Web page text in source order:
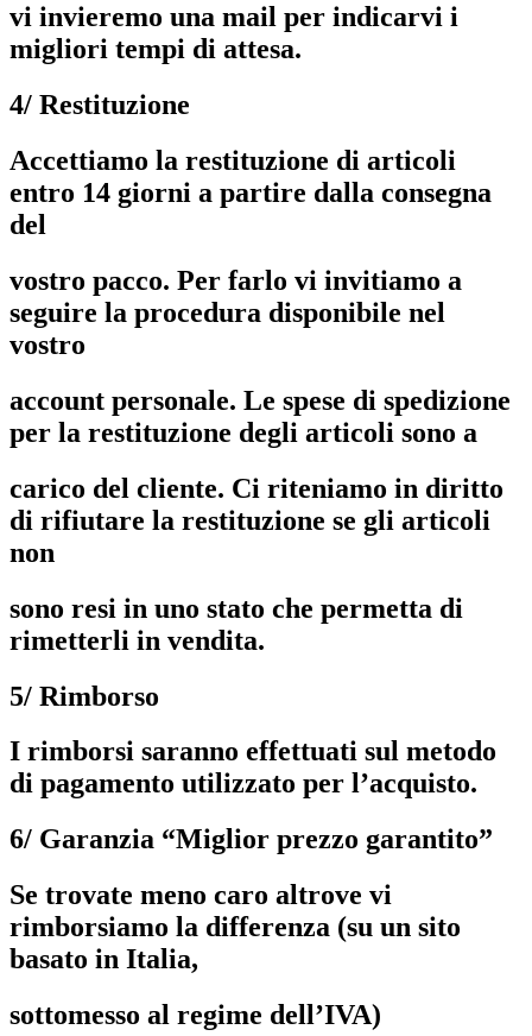
vi invieremo una mail per indicarvi i
migliori tempi di attesa.
4/ Restituzione
Accettiamo la restituzione di articoli
entro 14 giorni a partire dalla consegna
del
vostro pacco. Per farlo vi invitiamo a
seguire la procedura disponibile nel
vostro
account personale. Le spese di spedizione
per la restituzione degli articoli sono a
carico del cliente. Ci riteniamo in diritto
di rifiutare la restituzione se gli articoli
non
sono resi in uno stato che permetta di
rimetterli in vendita.
5/ Rimborso
I rimborsi saranno effettuati sul metodo
di pagamento utilizzato per l’acquisto.
6/ Garanzia “Miglior prezzo garantito”
Se trovate meno caro altrove vi
rimborsiamo la differenza (su un sito
basato in Italia,
sottomesso al regime dell’IVA)